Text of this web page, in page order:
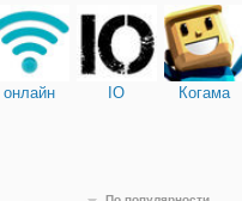
онлайн IO Когама